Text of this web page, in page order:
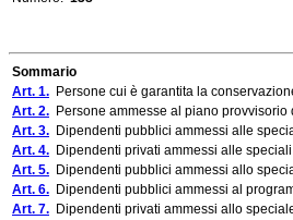
Sommario
Art. 1. Persone cui è garantita la
Art. 2. Persone ammesse al piano provvisorio
Art. 3. Dipendenti pubblici ammessi alle
Art. 4. Dipendenti privati ammessi alle
Art. 5. Dipendenti pubblici ammessi allo
Art. 6. Dipendenti pubblici ammessi al
Art. 7. Dipendenti privati ammessi allo